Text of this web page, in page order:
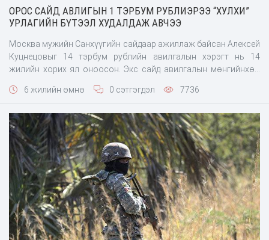
ОРОС САЙД АВЛИГЫН 1 ТЭРБУМ РУБЛИЭРЭЭ “ХУЛХИ”
УРЛАГИЙН БҮТЭЭЛ ХУДАЛДАЖ АВЧЭЭ
Москва мужийн Санхүүгийн сайдаар ажиллаж байсан Алексей
Куцнецовыг 14 тэрбум рублийн авилгалын хэрэгт нь 14
жилийн хорих ял оноосон. Экс сайд авилгалын мөнгийнхөө
зураачдын 117 ширхэг уран зураг, урлагийн бүтээл худалдан
6 жилийн өмнө 0 сэтгэгдэл 7736